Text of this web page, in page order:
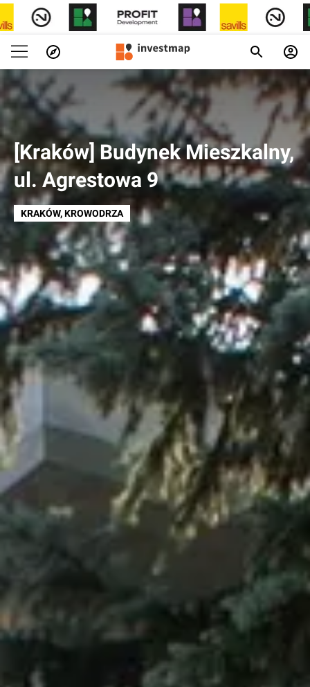
[Kraków] Budynek Mieszkalny,
ul. Agrestowa 9
KRAKÓW, KROWODRZA